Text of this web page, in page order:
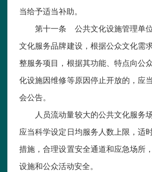
当给予适当补助。
第十一条 公共文化设施管理单
文化服务品牌建设，根据公众文化需
整服务项目，根据其功能、特点向公
化设施因维修等原因停止开放的，应
会公告。
人员流动量较大的公共文化服务
应当科学设定日均服务人数上限，适
措施，合理设置安全通道和应急场所
设施和公众活动安全。